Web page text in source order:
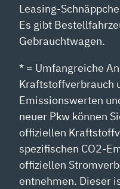
Leasing-
Es gibt
Gebrauchtwagen.
* = Umfangreiche
Kraftstoffverbrauch
Emissionswerten
neuer Pkw können
offiziellen
spezifischen CO2-
offiziellen
entnehmen. Dieser